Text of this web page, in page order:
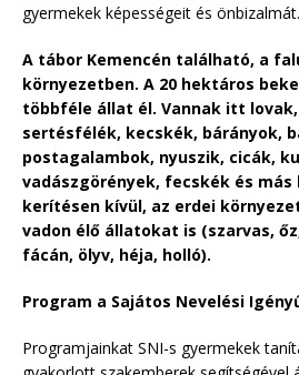
gyermekek képességeit és önbizalmát.
A tábor Kemencén található, a
környezetben. A 20 hektáros
többféle állat él. Vannak itt
sertésfélék, kecskék, bárányok,
postagalambok, nyuszik, cicák,
vadászgörények, fecskék és
kerítésen kívül, az erdei
vadon élő állatokat is (szarvas,
fácán, ölyv, héja, holló).
Program a Sajátos Nevelési
Programjainkat SNI-s gyermekek